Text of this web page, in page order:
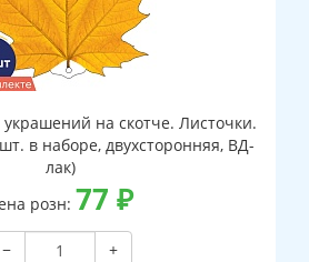
на скотче. Листочки.
в наборе, двухсторонняя, ВД-
лак)
розн: 77 ₽
−
+